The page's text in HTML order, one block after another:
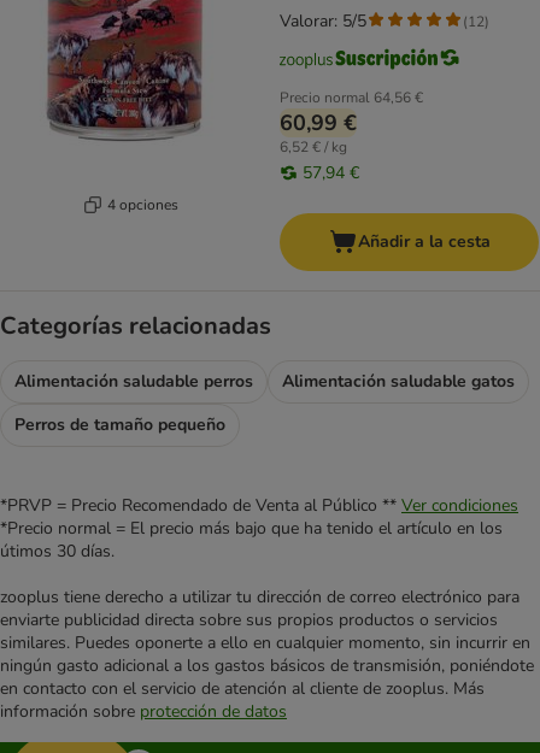
4 opciones
Precio normal 64,56 €
60,99 €
6,52 € / kg
57,94 €
Valorar: 5/5 (12)
Añadir a la cesta
Categorías relacionadas
Alimentación saludable perros
Alimentación saludable gatos
Perros de tamaño pequeño
*PRVP = Precio Recomendado de Venta al Público ** Ver condiciones
*Precio normal = El precio más bajo que ha tenido el artículo en los
útimos 30 días.
zooplus tiene derecho a utilizar tu dirección de correo electrónico para
enviarte publicidad directa sobre sus propios productos o servicios
similares. Puedes oponerte a ello en cualquier momento, sin incurrir en
ningún gasto adicional a los gastos básicos de transmisión, poniéndote
en contacto con el servicio de atención al cliente de zooplus. Más
información sobre protección de datos